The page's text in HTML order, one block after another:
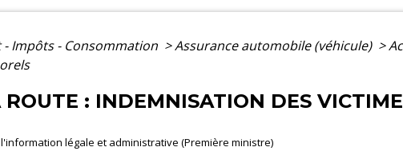
- Impôts - Consommation >Assurance automobile (véhicule) >
: INDEMNISATION DES
légale et administrative (Première ministre)